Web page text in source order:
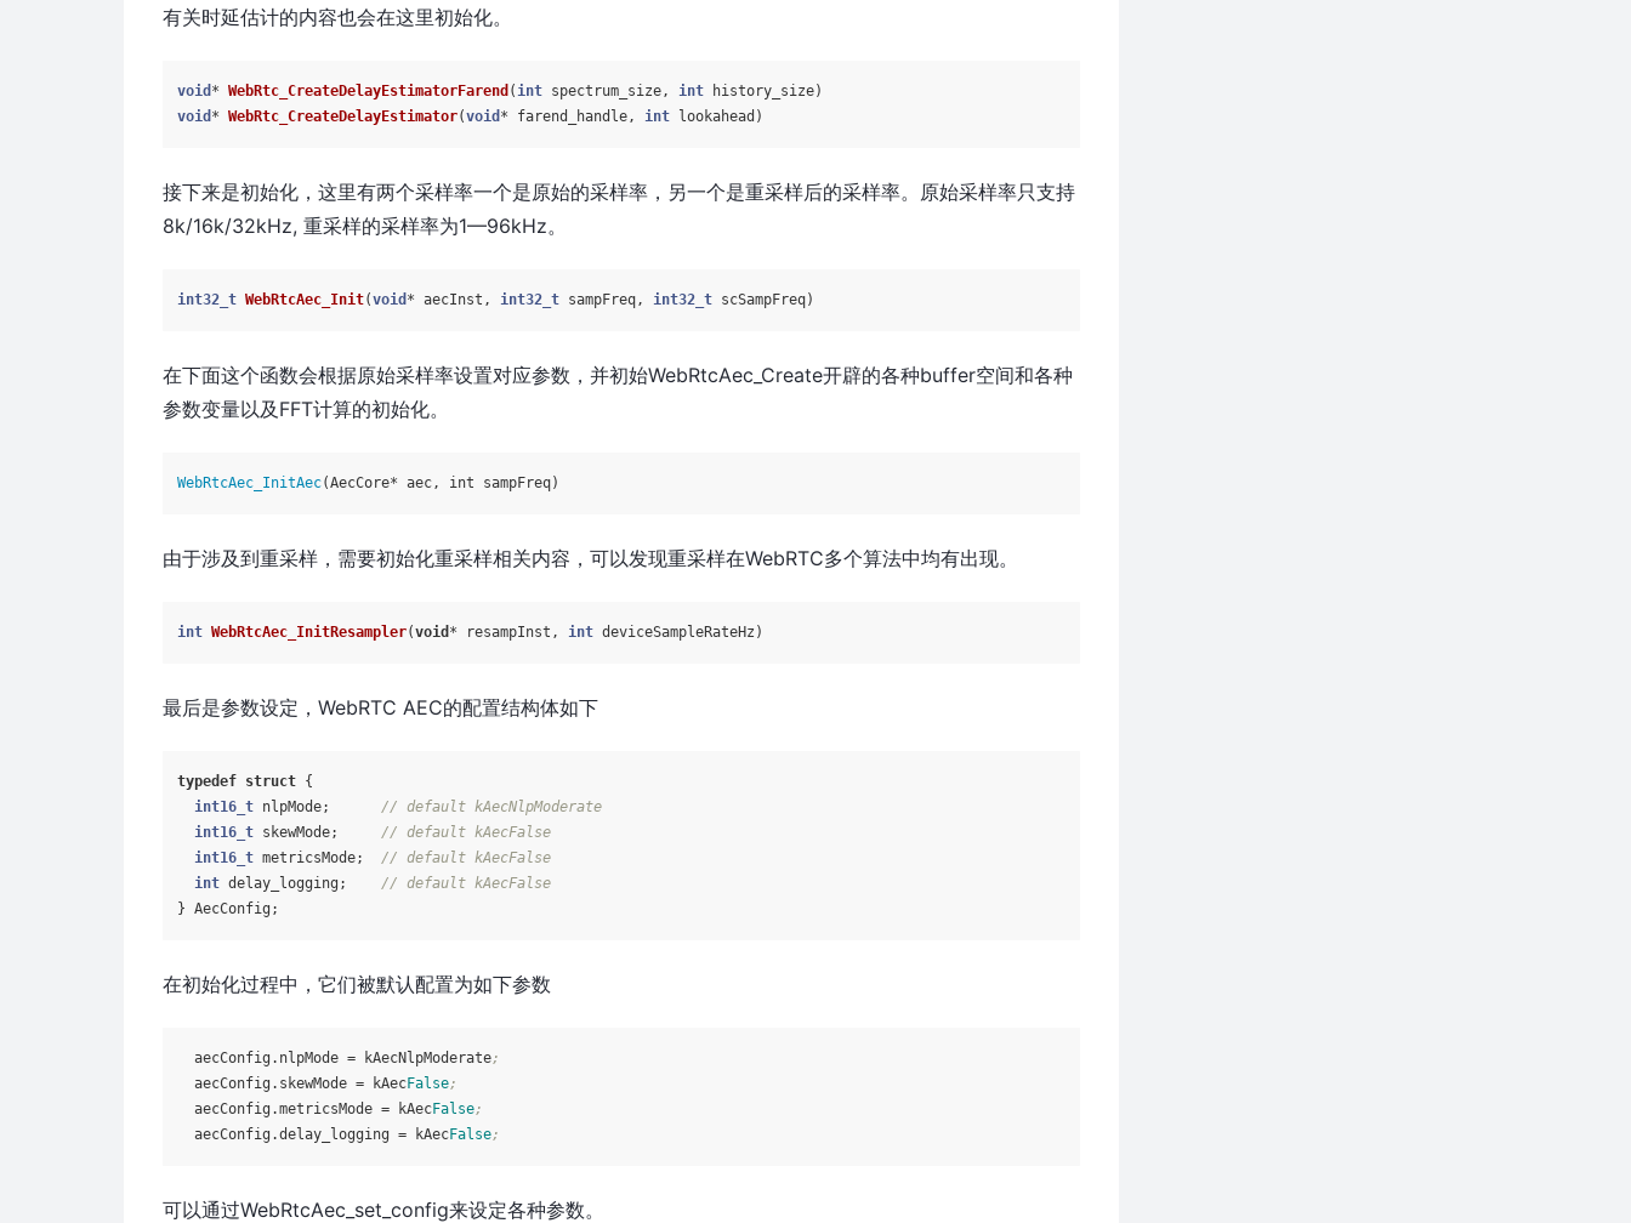
有关时延估计的内容也会在这里初始化。
void * WebRtc_CreateDelayEstimatorFarend ( int spectrum_size, int history_size)
void * WebRtc_CreateDelayEstimator(void * farend_handle, int lookahead)
接下来是初始化，这里有两个采样率一个是原始的采样率，另一个是重采样后的采样率。原始采样率只支持
8k/16k/32kHz, 重采样的采样率为1—96kHz。
int32_t WebRtcAec_Init(void * aecInst, int32_t sampFreq, int32_t scSampFreq)
在下面这个函数会根据原始采样率设置对应参数，并初始WebRtcAec_Create开辟的各种buffer空间和各种
参数变量以及FFT计算的初始化。
WebRtcAec_InitAec
由于涉及到重采样，需要初始化重采样相关内容，可以发现重采样在WebRTC多个算法中均有出现。
int WebRtcAec_InitResampler(void * resampInst, int deviceSampleRateHz)
最后是参数设定，WebRTC AEC的配置结构体如下
typedef struct {
int16_t nlpMode; // default kAecNlpModerate
int16_t skewMode; // default kAecFalse
int16_t metricsMode; // default kAecFalse
int delay_logging; // default kAecFalse
在初始化过程中，它们被默认配置为如下参数
aecConfig.nlpMode = kAecNlpModerate;
aecConfig.skewMode = kAecFalse;
aecConfig.metricsMode = kAecFalse;
aecConfig.delay_logging = kAecFalse;
可以通过WebRtcAec_set_config来设定各种参数。